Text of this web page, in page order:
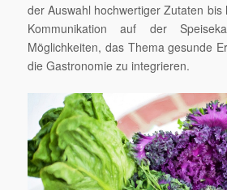
der Auswahl hochwertiger Zutaten
Kommunikation auf der
Möglichkeiten, das Thema gesunde
die Gastronomie zu integrieren.